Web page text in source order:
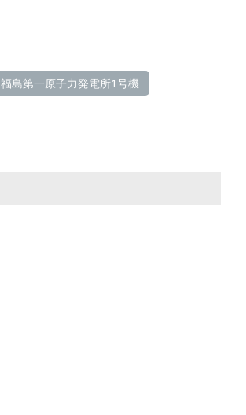
福島第一原子力発電所1号機